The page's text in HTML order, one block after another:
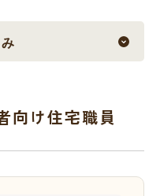
向け住宅職員